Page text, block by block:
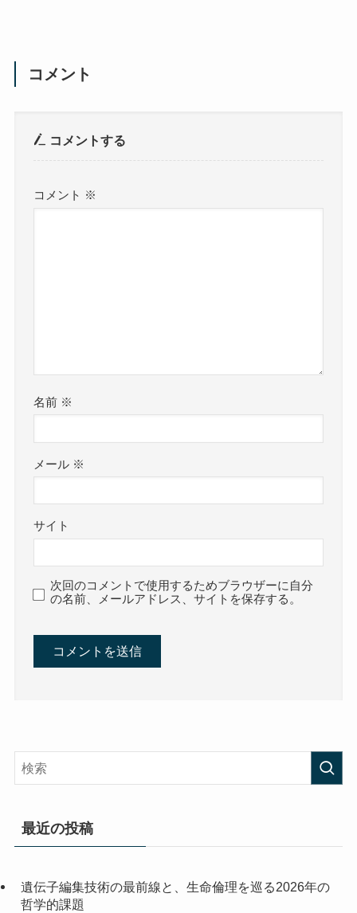
コメント
コメントする
コメント ※
名前 ※
メール ※
サイト
次回のコメントで使用するためブラウザーに自分
の名前、メールアドレス、サイトを保存する。
最近の投稿
遺伝子編集技術の最前線と、生命倫理を巡る2026年の
哲学的課題